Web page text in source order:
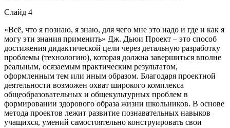
Слайд 4
«Всё, что я познаю, я знаю, для чего мне это надо и где и как я
могу эти знания применить» Дж. Дьюи Проект – это способ
достижения дидактической цели через детальную разработку
проблемы (технологию), которая должна завершиться вполне
реальным, осязаемым практическим результатом,
оформленным тем или иным образом. Благодаря проектной
деятельности возможен охват широкого комплекса
общеобразовательных и общекультурных проблем в
формировании здорового образа жизни школьников. В основе
метода проектов лежит развитие познавательных навыков
учащихся, умений самостоятельно конструировать свои